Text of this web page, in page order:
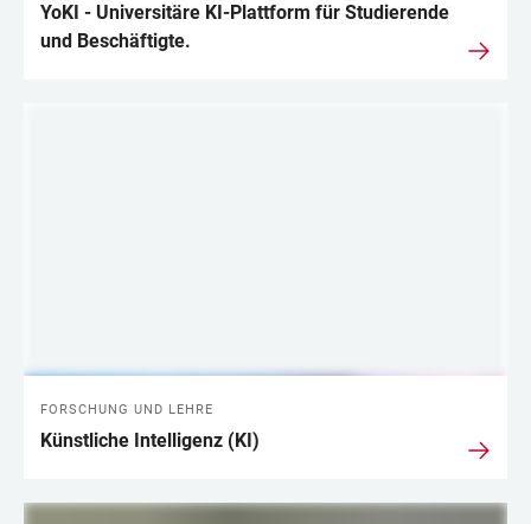
YoKI - Universitäre KI-Plattform für Studierende
und Beschäftigte.
FORSCHUNG UND LEHRE
Künstliche Intelligenz (KI)